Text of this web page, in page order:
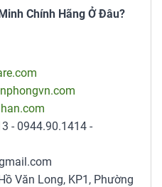
Chính Hãng Ở Đâu?
- 0944.90.1414 -
Văn Long, KP1, Phường